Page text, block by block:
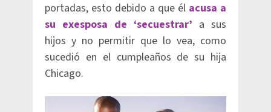
portadas, esto debido a que él acusa a
su exesposa de ‘secuestrar’ a sus
hijos y no permitir que lo vea, como
sucedió en el cumpleaños de su hija
Chicago.